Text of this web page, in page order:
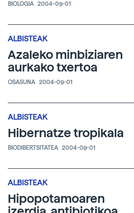
BIOLOGIA 2004-09-01
ALBISTEAK
Azaleko minbiziaren
aurkako txertoa
OSASUNA 2004-09-01
ALBISTEAK
Hibernatze tropikala
BIODIBERTSITATEA 2004-09-01
ALBISTEAK
Hipopotamoaren